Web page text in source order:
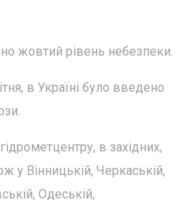
жовтий рівень небезпеки.
в Україні було введено
в західних,
у Вінницькій, Черкаській,
Одеській,